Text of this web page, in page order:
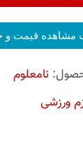
مشاهده قیمت و
نامعلوم
ورزشی